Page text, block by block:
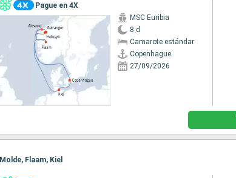
Pague en 4X
MSC Euribia
8 d
Camarote estándar
Copenhague
27/09/2026
Flaam, Kiel